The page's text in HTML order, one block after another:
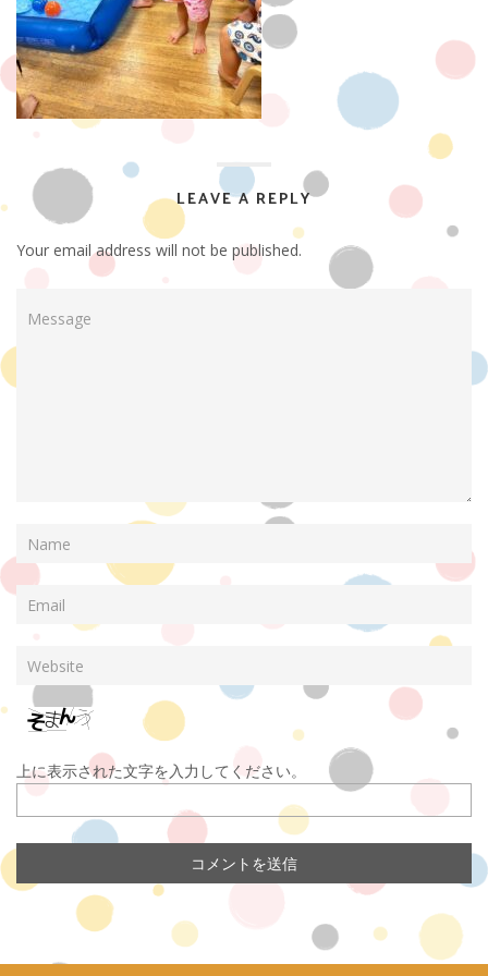
LEAVE A REPLY
Your email address will not be published.
上に表示された文字を入力してください。